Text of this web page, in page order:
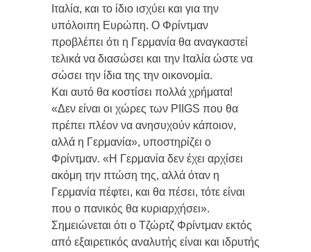
Ιταλία, και το ίδιο ισχύει και για την
υπόλοιπη Ευρώπη. Ο Φρίντμαν
προβλέπει ότι η Γερμανία θα αναγκαστεί
τελικά να διασώσει και την Ιταλία ώστε να
σώσει την ίδια της την οικονομία.
Και αυτό θα κοστίσει πολλά χρήματα!
«Δεν είναι οι χώρες των PIIGS που θα
πρέπει πλέον να ανησυχούν κάποιον,
αλλά η Γερμανία», υποστηρίζει ο
Φρίντμαν. «Η Γερμανία δεν έχει αρχίσει
ακόμη την πτώση της, αλλά όταν η
Γερμανία πέφτει, και θα πέσει, τότε είναι
που ο πανικός θα κυριαρχήσει».
Σημειώνεται ότι ο Τζώρτζ Φρίντμαν εκτός
από εξαιρετικός αναλυτής είναι και ιδρυτής